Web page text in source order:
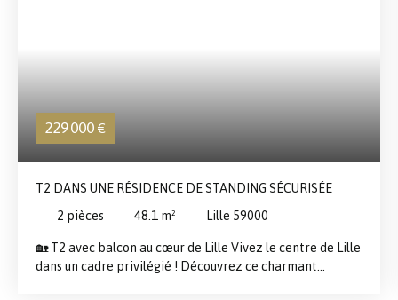
229 000 €
T2 DANS UNE RÉSIDENCE DE STANDING SÉCURISÉE
2 pièces 48.1 m² Lille 59000
🏡 T2 avec balcon au cœur de Lille Vivez le centre de Lille
dans un cadre privilégié ! Découvrez ce charmant